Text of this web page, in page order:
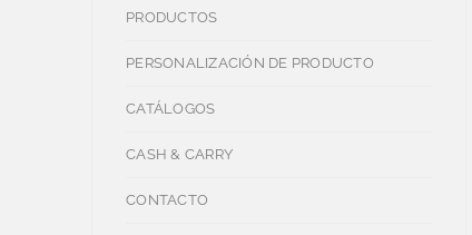
PRODUCTOS
PERSONALIZACIÓN DE PRODUCTO
CATÁLOGOS
CASH & CARRY
CONTACTO